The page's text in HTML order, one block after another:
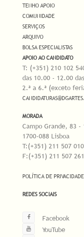
TENHO APOIO
COMUNIDADE
SERVIÇOS
ARQUIVO
BOLSA ESPECIALISTAS
APOIO AO CANDIDATO
T: (+351) 210 102
das 10.00 - 12.00
2.ª a 6.ª (exceto
MORADA
Campo Grande, 83 -
1700-088 Lisboa
T:(+351) 211 507 010
F:(+351) 211 507 261
POLÍTICA DE
REDES SOCIAIS
Facebook
YouTube